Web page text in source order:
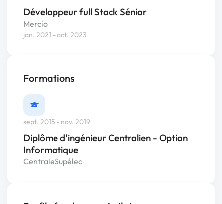
Développeur full Stack Sénior
Mercio
jan. 2021 - oct. 2023
Formations
sept. 2015 - nov. 2019
Diplôme d'ingénieur Centralien - Option
Informatique
CentraleSupélec